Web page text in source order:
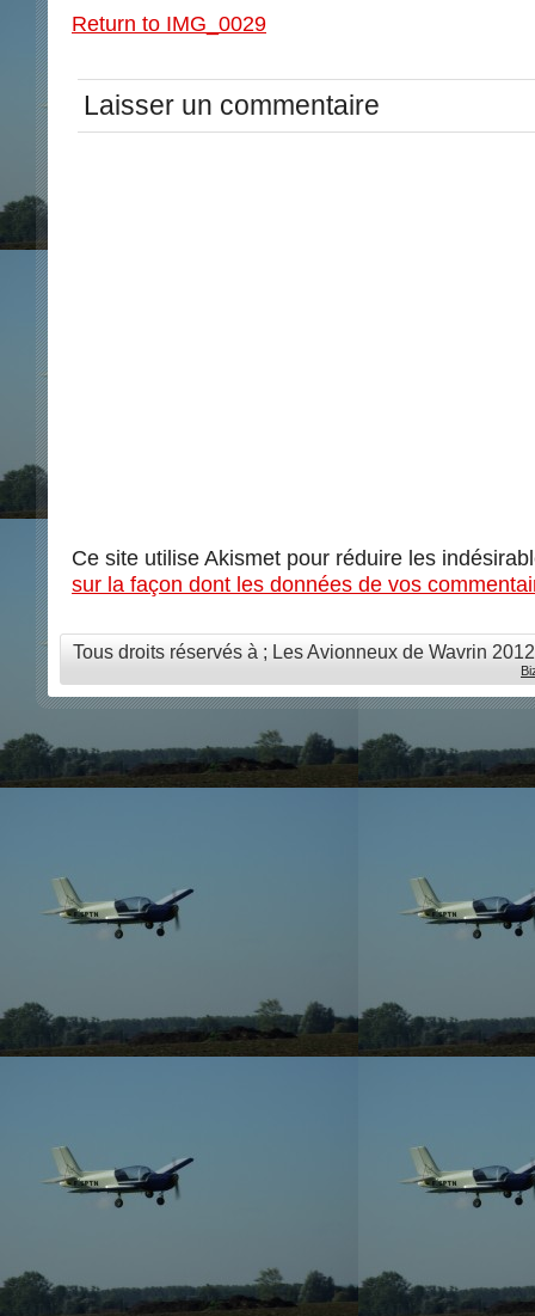
Return to IMG_0029
Laisser un commentaire
Ce site utilise Akismet pour réduire les
sur la façon dont les données de vos
Tous droits réservés à ; Les Avionneux de Wavrin